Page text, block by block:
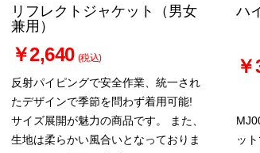
リフレクトジャケット（男女
兼用）
￥2,640 (税込)
反射パイピングで安全作業、統一され
たデザインで季節を問わず着用可能!
サイズ展開が魅力の商品です。 また、
生地は柔らかい風合いとなっておりま
ハ
ッ